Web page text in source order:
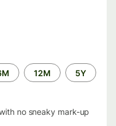
12M 5Y
no sneaky mark-up